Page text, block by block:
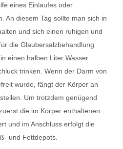
eines Einlaufes oder
An diesem Tag sollte man sich in
und sich einen ruhigen und
die Glaubersalzbehandlung
einen halben Liter Wasser
trinken. Wenn der Darm von
wurde, fängt der Körper an
Um trotzdem genügend
die im Körper enthaltenen
und im Anschluss erfolgt die
und Fettdepots.